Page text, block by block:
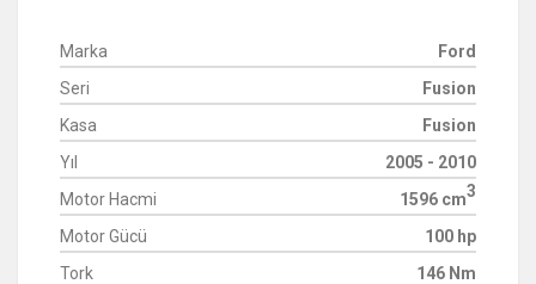
Ford
Marka
Fusion
Seri
Fusion
Kasa
2005 - 2010
Yıl
1596 cm3
Motor Hacmi
100 hp
Motor Gücü
146 Nm
Tork